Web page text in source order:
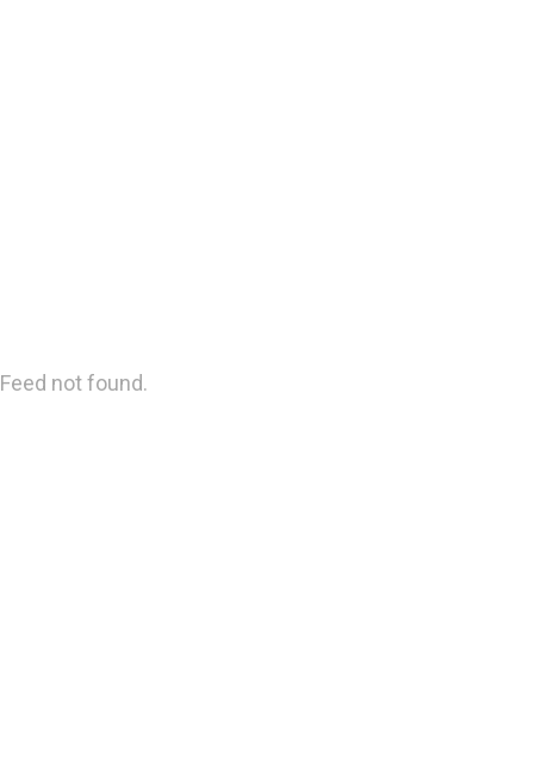
Feed not found.